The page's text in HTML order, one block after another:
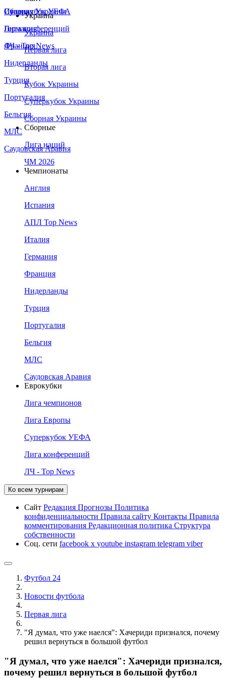
Сборная Украины
Италия
Германия
Франция
Нидерланды
Турция
Португалия
Бельгия
МЛС
Саудовская Аравия
Суперкубок УЕФА
Лига конференций
ЛЧ - Top News
Украина
Украина
Первая лига
Вторая лига
Кубок Украины
Суперкубок Украины
Сборная Украины
Сборные
Лига наций
ЧМ 2026
Чемпионаты
Англия
Испания
АПЛ Top News
Италия
Германия
Франция
Нидерланды
Турция
Португалия
Бельгия
МЛС
Саудовская Аравия
Еврокубки
Лига чемпионов
Лига Европы
Суперкубок УЕФА
Лига конференций
ЛЧ - Top News
Ко всем турнирам
Сайт Редакция Прогнозы Политика
конфиденциальности Правила сайту Контакты Правила
комментирования Редакционная политика Структура
собственности
Соц. сети facebook x youtube instagram telegram viber
Футбол 24
Новости футбола
Первая лига
"Я думал, что уже наелся": Хачериди признался, почему
решил вернуться в большой футбол
"Я думал, что уже наелся": Хачериди признался,
почему решил вернуться в большой футбол